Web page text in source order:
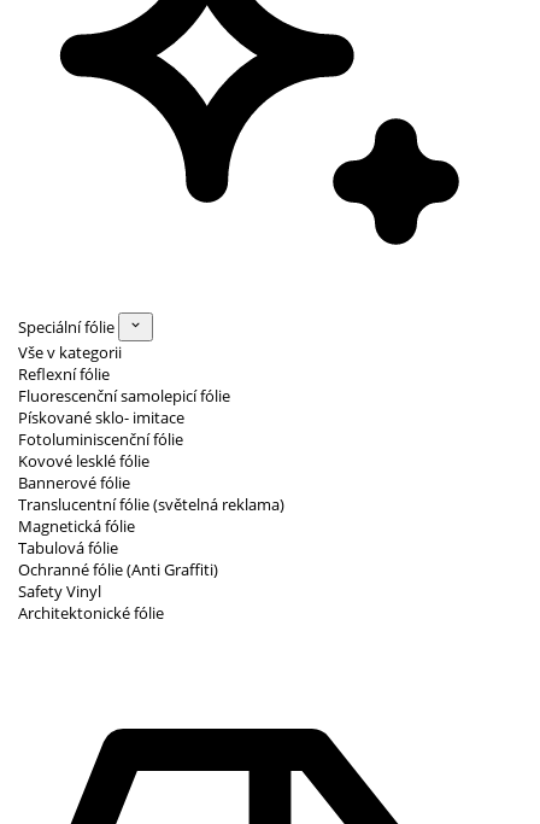
Speciální fólie
Vše v kategorii
Reflexní fólie
Fluorescenční samolepicí fólie
Pískované sklo- imitace
Fotoluminiscenční fólie
Kovové lesklé fólie
Bannerové fólie
Translucentní fólie (světelná reklama)
Magnetická fólie
Tabulová fólie
Ochranné fólie (Anti Graffiti)
Safety Vinyl
Architektonické fólie